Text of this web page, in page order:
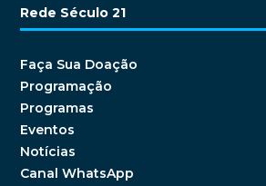
Rede Século 21
Faça Sua Doação
Programação
Programas
Eventos
Notícias
Canal WhatsApp